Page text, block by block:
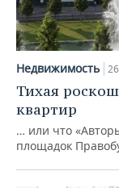
Недвижимость
Тихая
квартир
… или что
площадок